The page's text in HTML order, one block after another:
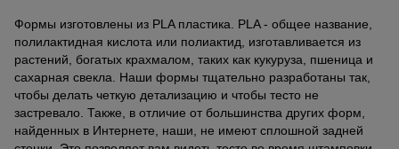
Формы изготовлены из PLA пластика. PLA - общее название,
полилактидная кислота или полиактид, изготавливается из
растений, богатых крахмалом, таких как кукуруза, пшеница и
сахарная свекла. Наши формы тщательно разработаны так,
чтобы делать четкую детализацию и чтобы тесто не
застревало. Также, в отличие от большинства других форм,
найденных в Интернете, наши, не имеют сплошной задней